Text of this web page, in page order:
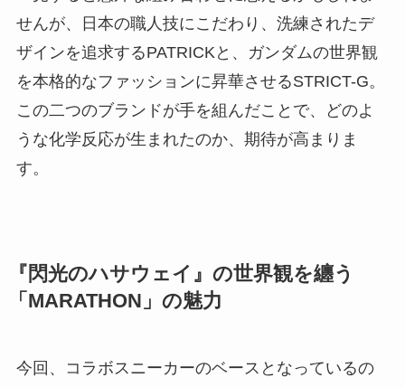
せんが、日本の職人技にこだわり、洗練されたデ
ザインを追求するPATRICKと、ガンダムの世界観
を本格的なファッションに昇華させるSTRICT-G。
この二つのブランドが手を組んだことで、どのよ
うな化学反応が生まれたのか、期待が高まりま
す。
『閃光のハサウェイ』の世界観を纏う
「MARATHON」の魅力
今回、コラボスニーカーのベースとなっているの